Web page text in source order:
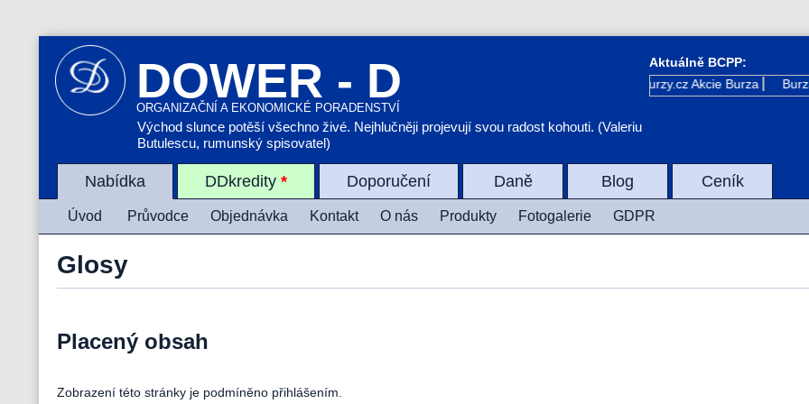
DOWER - D
ORGANIZAČNÍ A EKONOMICKÉ PORADENSTVÍ
Východ slunce potěší všechno živé. Nejhlučněji projevují svou radost kohouti. (Valeriu
Butulescu, rumunský spisovatel)
Aktuálně BCPP:
Kurzy.czAkcie Burza
Nabídka DDkredity * Doporučení Daně Blog Ceník
Úvod Průvodce Objednávka Kontakt O nás Produkty Fotogalerie GDPR
Glosy
Placený obsah
Zobrazení této stránky je podmíněno přihlášením.